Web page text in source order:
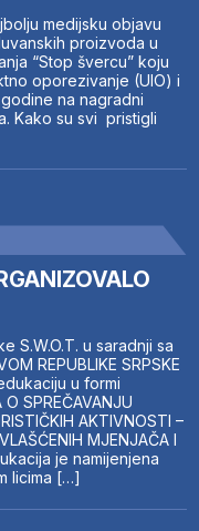
medijsku objavu
proizvoda u
“Stop švercu” koju
oporezivanje (UIO) i
na nagradni
Kako su svi pristigli
S.W.O.T. u saradnji sa
REPUBLIKE SRPSKE
u formi
SPREČAVANJU
AKTIVNOSTI –
MJENJAČA I
je namijenjena
licima […]